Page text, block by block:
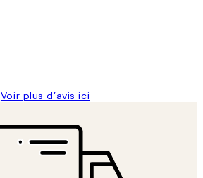
Voir plus d’avis ici